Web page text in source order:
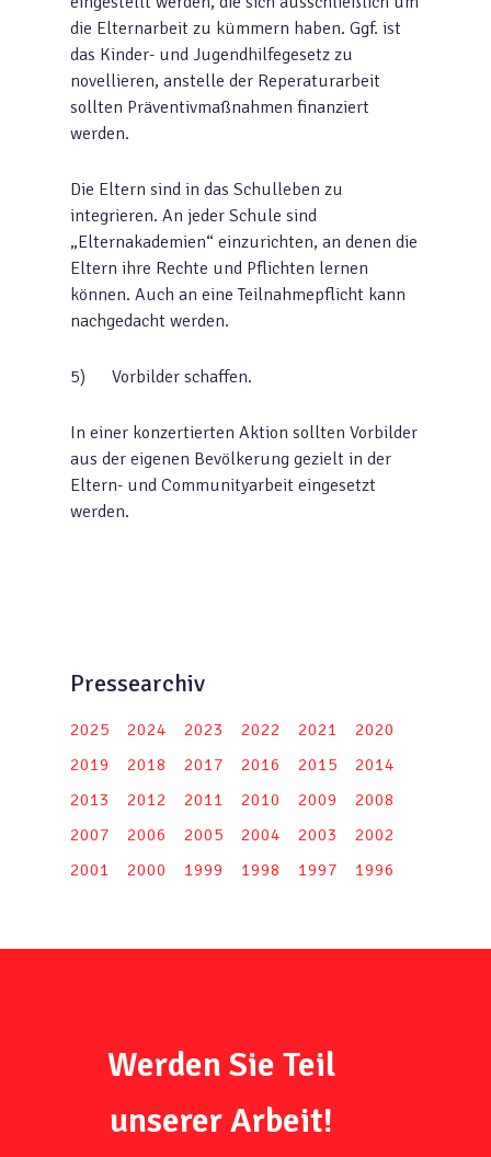
die Elternarbeit zu kümmern haben. Ggf. ist
das Kinder- und Jugendhilfegesetz zu
novellieren, anstelle der Reperaturarbeit
sollten Präventivmaßnahmen finanziert
werden.
Die Eltern sind in das Schulleben zu
integrieren. An jeder Schule sind
„Elternakademien“ einzurichten, an denen die
Eltern ihre Rechte und Pflichten lernen
können. Auch an eine Teilnahmepflicht kann
nachgedacht werden.
5) Vorbilder schaffen.
In einer konzertierten Aktion sollten Vorbilder
aus der eigenen Bevölkerung gezielt in der
Eltern- und Communityarbeit eingesetzt
werden.
Pressearchiv
2025 2024 2023 2022 2021
2020
2019
2018 2017 2016 2015
2014
2013
2012 2011 2010 2009
2008
2007
2006 2005 2004 2003
2002
2001
2000 1999 1998 1997 1996
Werden Sie Teil
unserer Arbeit!